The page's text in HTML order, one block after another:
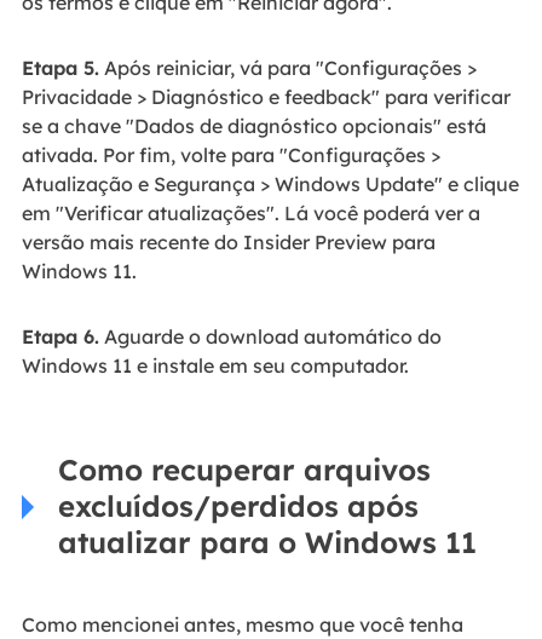
Etapa 5.Após reiniciar, vá para "Configurações >
Privacidade > Diagnóstico e feedback" para verificar
se a chave "Dados de diagnóstico opcionais" está
ativada. Por fim, volte para "Configurações >
Atualização e Segurança > Windows Update" e clique
em "Verificar atualizações". Lá você poderá ver a
versão mais recente do Insider Preview para
Windows 11.
Etapa 6.Aguarde o download automático do
Windows 11 e instale em seu computador.
Como recuperar arquivos
excluídos/perdidos após
atualizar para o Windows 11
Como mencionei antes, mesmo que você tenha